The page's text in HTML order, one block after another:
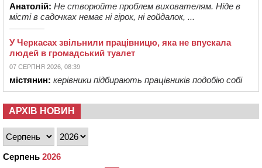
Анатолій: Не створюйте проблем вихователям. Ніде в
місті в садочках немає ні гірок, ні гойдалок, ...
У Черкасах звільнили працівницю, яка не впускала
людей в громадський туалет
07 СЕРПНЯ 2026, 08:39
містянин: керівники підбирають працівників подобію собі
АРХІВ НОВИН
Серпень 2026